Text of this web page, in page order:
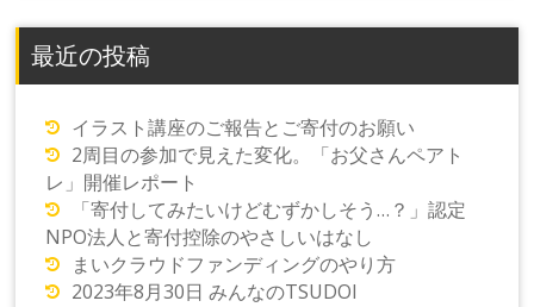
最近の投稿
イラスト講座のご報告とご寄付のお願い
2周目の参加で見えた変化。「お父さんペアト
レ」開催レポート
「寄付してみたいけどむずかしそう…？」認定
NPO法人と寄付控除のやさしいはなし
まいクラウドファンディングのやり方
2023年8月30日 みんなのTSUDOI